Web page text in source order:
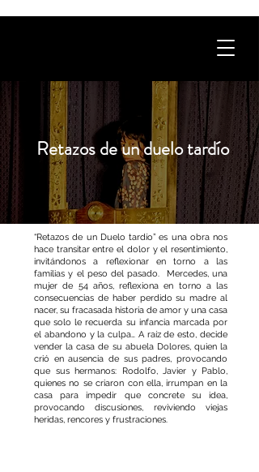
Retazos de un duelo tardío
“Retazos de un Duelo tardío” es una obra nos
hace transitar entre el dolor y el resentimiento,
invitándonos a reflexionar en torno a las
familias y el peso del pasado. Mercedes, una
mujer de 54 años, reflexiona en torno a las
consecuencias de haber perdido su madre al
nacer, su fracasada historia de amor y una casa
que solo le recuerda su infancia marcada por
el abandono y la culpa… A raíz de esto, decide
vender la casa de su abuela Dolores, quien la
crió en ausencia de sus padres, provocando
que sus hermanos: Rodolfo, Javier y Pablo,
quienes no se criaron con ella, irrumpan en la
casa para impedir que concrete su idea,
provocando discusiones, reviviendo viejas
heridas, rencores y frustraciones.